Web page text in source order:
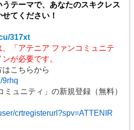
うテーマで、あなたのスキクレス
てください！
317xt
「アテニア ファンコミュニテ
が必要です。
はこちらから
9rhq
ミュニティ」の新規登録（無料）
crtregisterurl?spv=ATTENIR